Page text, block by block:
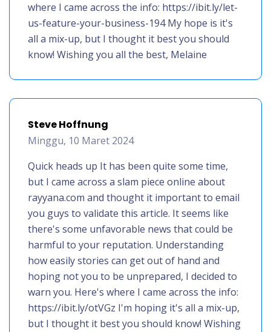
where I came across the info: https://ibit.ly/let-
us-feature-your-business-194 My hope is it's
all a mix-up, but I thought it best you should
know! Wishing you all the best, Melaine
Steve Hoffnung
Minggu, 10 Maret 2024
Quick heads up It has been quite some time,
but I came across a slam piece online about
rayyana.com and thought it important to email
you guys to validate this article. It seems like
there's some unfavorable news that could be
harmful to your reputation. Understanding
how easily stories can get out of hand and
hoping not you to be unprepared, I decided to
warn you. Here's where I came across the info:
https://ibit.ly/otVGz I'm hoping it's all a mix-up,
but I thought it best you should know! Wishing